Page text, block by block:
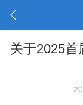
关于2025首